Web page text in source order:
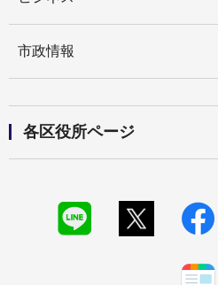
市政情報
各区役所ページ